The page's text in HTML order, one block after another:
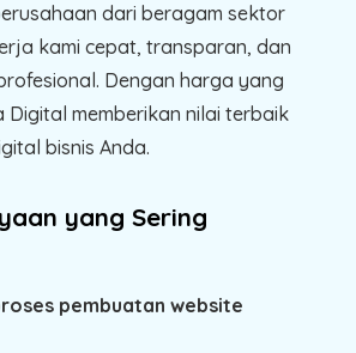
dari beragam sektor
kami cepat, transparan, dan
Dengan harga yang
Digital memberikan nilai terbaik
bisnis Anda.
yang Sering
pembuatan website